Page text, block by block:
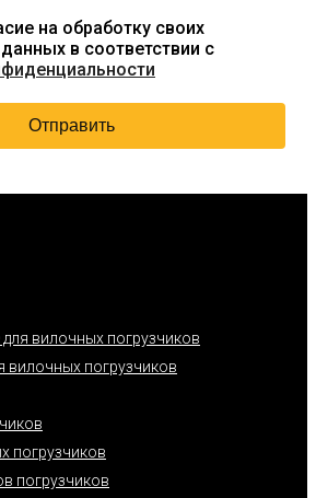
на обработку своих
в соответствии с
вилочных погрузчиков
вилочных погрузчиков
погрузчиков
погрузчиков